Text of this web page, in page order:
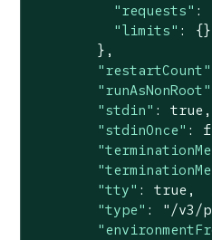
"requests" :
"limits" : {}
        },
"restartCount"
"runAsNonRoot"
"stdin" : true,
"stdinOnce" :
"tty" : true,
"type" :
"/v3/